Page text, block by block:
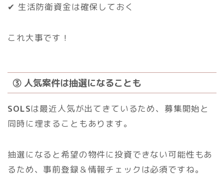
✔ 生活防衛資金は確保しておく
これ大事です！
③ 人気案件は抽選になることも
SOLSは最近人気が出てきているため、募集開始と
同時に埋まることもあります。
抽選になると希望の物件に投資できない可能性もあ
るため、事前登録＆情報チェックは必須ですね。